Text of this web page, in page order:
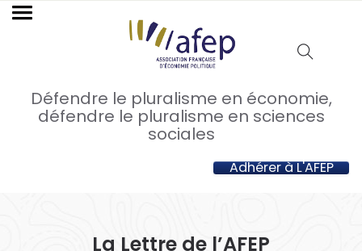
Défendre le pluralisme en économie,
défendre le pluralisme en sciences
sociales
Adhérer à L'AFEP
La Lettre de l’AFEP